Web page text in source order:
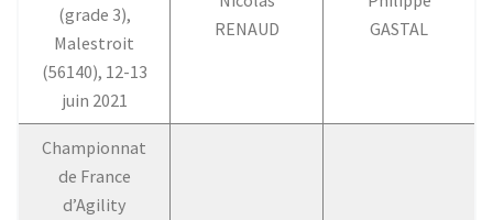
(grade 3),
Malestroit
(56140), 12-13
juin 2021
RENAUD
GASTAL
Championnat
de France
d’Agility